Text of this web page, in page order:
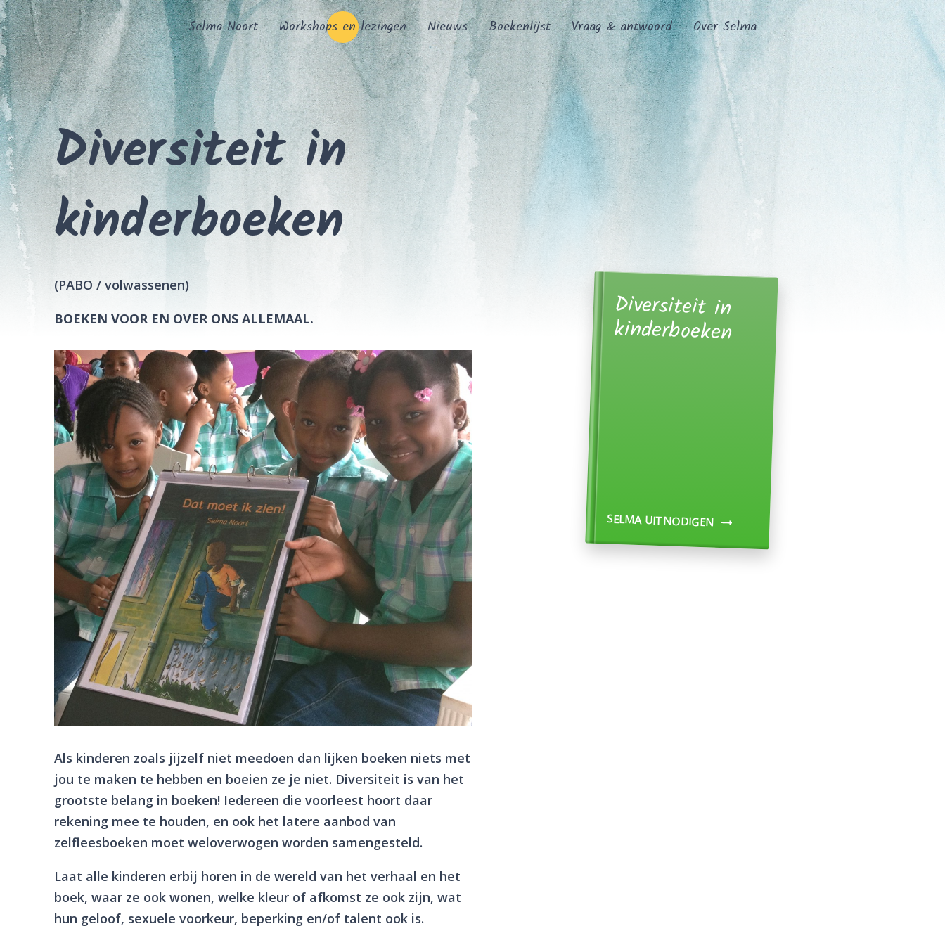
Selma Noort Workshops en lezingen Nieuws Boekenlijst Vraag & antwoord Over Selma
Diversiteit in
kinderboeken
(PABO / volwassenen)
BOEKEN VOOR EN OVER ONS ALLEMAAL.
Als kinderen zoals jijzelf niet meedoen dan lijken boeken niets met
jou te maken te hebben en boeien ze je niet. Diversiteit is van het
grootste belang in boeken! Iedereen die voorleest hoort daar
rekening mee te houden, en ook het latere aanbod van
zelfleesboeken moet weloverwogen worden samengesteld.
Laat alle kinderen erbij horen in de wereld van het verhaal en het
boek, waar ze ook wonen, welke kleur of afkomst ze ook zijn, wat
hun geloof, sexuele voorkeur, beperking en/of talent ook is.
Diversiteit in
kinderboeken
SELMA UITNODIGEN